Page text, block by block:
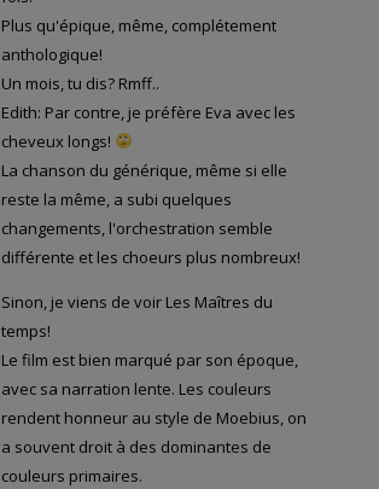
Plus qu'épique, même, complétement
anthologique!
Un mois, tu dis? Rmff..
Edith: Par contre, je préfère Eva avec les
cheveux longs!
La chanson du générique, même si elle
reste la même, a subi quelques
changements, l'orchestration semble
différente et les choeurs plus nombreux!
Sinon, je viens de voir Les Maîtres du
temps!
Le film est bien marqué par son époque,
avec sa narration lente. Les couleurs
rendent honneur au style de Moebius, on
a souvent droit à des dominantes de
couleurs primaires.